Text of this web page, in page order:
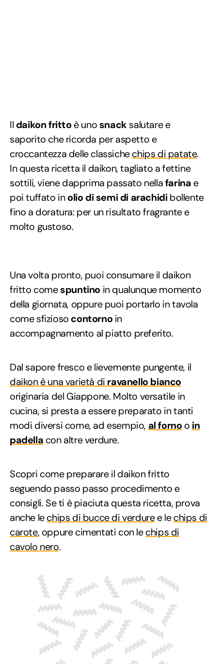
Il daikon frittoè uno snack salutare e
saporito che ricorda per aspetto e
croccantezza delle classichechips di patate.
In questa ricetta il daikon, tagliato a fettine
sottili, viene dapprima passato nellafarina e
poi tuffato inolio di semi di arachidibollente
fino a doratura: per un risultato fragrante e
molto gustoso.
Una volta pronto, puoi consumare il daikon
fritto comespuntino in qualunque momento
della giornata, oppure puoi portarlo in tavola
come sfizioso contornoin
accompagnamento al piatto preferito.
Dal sapore fresco e lievemente pungente, il
daikon è una varietà di ravanello bianco
originaria del Giappone. Molto versatile in
cucina, si presta a essere preparato in tanti
modi diversi come, ad esempio, al fornoo in
padella con altre verdure.
Scopri come preparare il daikon fritto
seguendo passo passo procedimento e
consigli. Se ti è piaciuta questa ricetta, prova
anche lechips di bucce di verduree lechips di
carote, oppure cimentati con lechips di
cavolo nero.